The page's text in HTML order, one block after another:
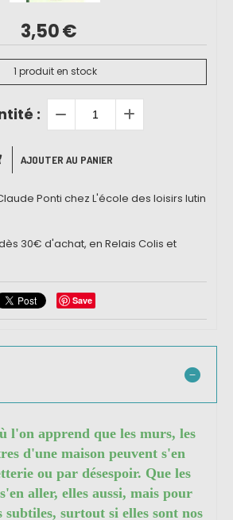
3,50€
1 produit en stock
:
AJOUTER AU PANIER
Ponti chez L'école des loisirs lutin
30€ d'achat, en Relais Colis et
Save
l'on apprend que les murs, les
d'une maison peuvent s'en
ou par désespoir. Que les
aller, elles aussi, mais pour
subtiles, surtout si elles sont nos